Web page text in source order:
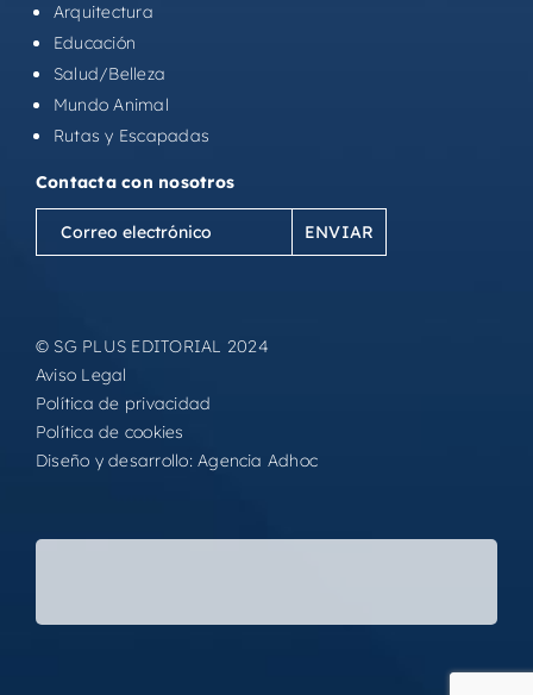
Arquitectura
Educación
Salud/Belleza
Mundo Animal
Rutas y Escapadas
Contacta con nosotros
Correo
electrónico
© SG PLUS EDITORIAL 2024
Aviso Legal
Política de privacidad
Política de cookies
Diseño y desarrollo:Agencia Adhoc